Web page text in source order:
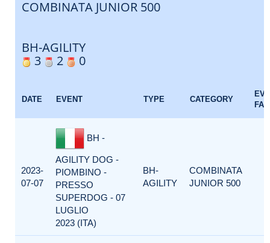
COMBINATA JUNIOR 500
BH-AGILITY
3
2 0
DATE EVENT TYPE CATEGORY
2023-
07-07
BH -
AGILITY DOG -
PIOMBINO -
PRESSO
SUPERDOG - 07
LUGLIO
2023 (ITA)
BH-
AGILITY
COMBINATA
JUNIOR 500